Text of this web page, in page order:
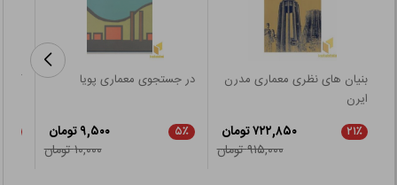
بنیان های نظری معماری مدرن
ایرن
۲۱٪
۷۲۲,۸۵۰ تومان
۹۱۵,۰۰۰ تومان
در جستجوی معماری پویا
۵٪
۹,۵۰۰ تومان
۱۰,۰۰۰ تومان